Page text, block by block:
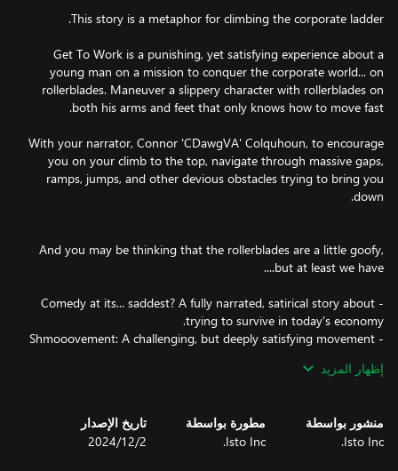
Get To Work is a punishing, yet satisfying experience about a
young man on a mission to conquer the corporate world... on
rollerblades. Maneuver a slippery character with rollerblades on
With your narrator, Connor 'CDawgVA' Colquhoun, to encourage
you on your climb to the top, navigate through massive gaps,
ramps, jumps, and other devious obstacles trying to bring you
And you may be thinking that the rollerblades are a little goofy,
- Comedy at its... saddest? A fully narrated, satirical story about
- Shmooovement: A challenging, but deeply satisfying movement
- Podcast Pickups: Grab Collectable audio clips from "The
- Speedrun Support: A built in speedrun timer so you don't have
إظهار المزيد
منشور بواسطة
Isto Inc.
مطورة بواسطة
Isto Inc.
تاريخ الإصدار
2‏/12‏/2024